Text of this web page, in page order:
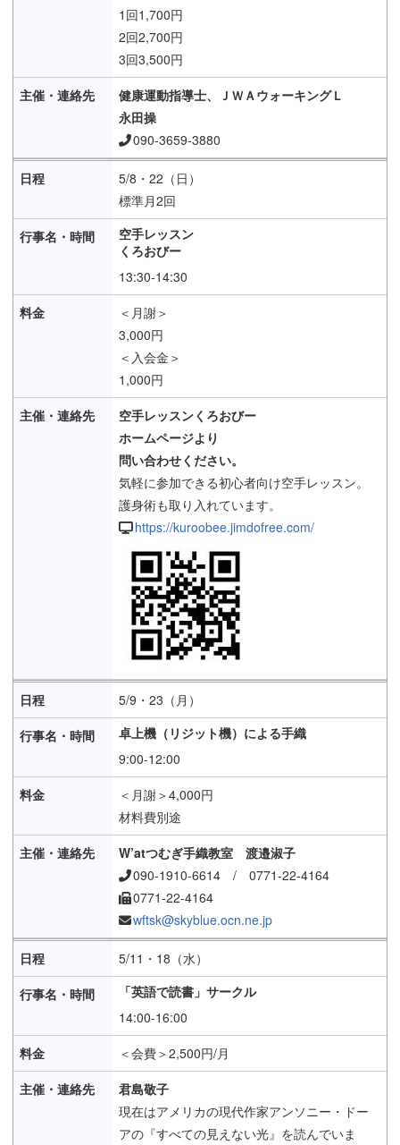
1回1,700円
2回2,700円
3回3,500円
健康運動指導士、ＪＷＡウォーキングＬ
永田操
090-3659-3880
5/8・22（日）
標準月2回
空手レッスン
くろおびー
13:30-14:30
＜月謝＞
3,000円
＜入会金＞
1,000円
空手レッスンくろおびー
ホームページより
問い合わせください。
気軽に参加できる初心者向け空手レッスン。
護身術も取り入れています。
https://kuroobee.jimdofree.com/
5/9・23（月）
卓上機（リジット機）による手織
9:00-12:00
＜月謝＞4,000円
材料費別途
W’atつむぎ手織教室 渡邉淑子
090-1910-6614 / 0771-22-4164
0771-22-4164
wftsk@skyblue.ocn.ne.jp
5/11・18（水）
「英語で読書」サークル
14:00-16:00
＜会費＞2,500円/月
君島敬子
現在はアメリカの現代作家アンソニー・ドー
アの『すべての見えない光』を読んでいま